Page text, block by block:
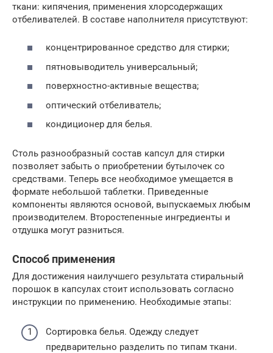
ткани: кипячения, применения хлорсодержащих
отбеливателей. В составе наполнителя присутствуют:
концентрированное средство для стирки;
пятновыводитель универсальный;
поверхностно-активные вещества;
оптический отбеливатель;
кондиционер для белья.
Столь разнообразный состав капсул для стирки
позволяет забыть о приобретении бутылочек со
средствами. Теперь все необходимое умещается в
формате небольшой таблетки. Приведенные
компоненты являются основой, выпускаемых любым
производителем. Второстепенные ингредиенты и
отдушка могут разниться.
Способ применения
Для достижения наилучшего результата стиральный
порошок в капсулах стоит использовать согласно
инструкции по применению. Необходимые этапы:
Сортировка белья. Одежду следует
предварительно разделить по типам ткани.